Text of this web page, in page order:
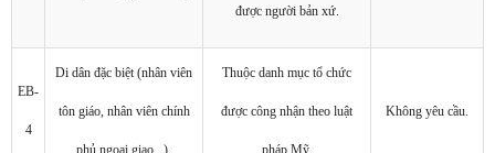
được người bản xứ.
EB-
4
Di dân đặc biệt (nhân viên
tôn giáo, nhân viên chính
phủ ngoại giao...).
Thuộc danh mục tổ chức
được công nhận theo luật
pháp Mỹ.
Không yêu cầu.